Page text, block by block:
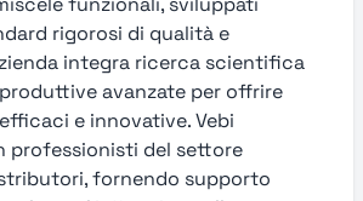
rigorosi di qualità e
integra ricerca scientifica
avanzate per offrire
e innovative. Vebi
professionisti del settore
fornendo supporto